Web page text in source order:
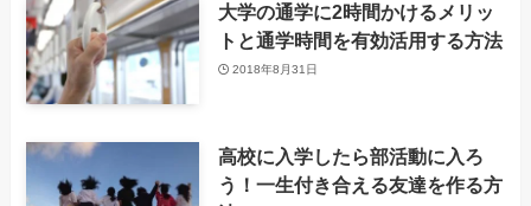
大学の通学に2時間かけるメリッ
トと通学時間を有効活用する方法
2018年8月31日
高校に入学したら部活動に入ろ
う！一生付き合える友達を作る方